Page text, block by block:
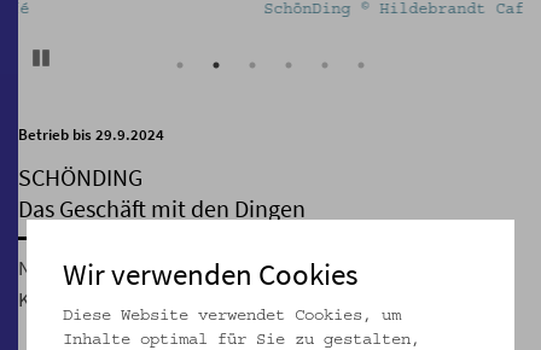
SchönDing © Hildebrandt Café
Betrieb bis 29.9.2024
SCHÖNDING
Das Geschäft mit den Dingen
Nutze dein Museum und nutze schöne Dinge:
Kassabereich und Museumsshop
Wir verwenden Cookies
Diese Website verwendet Cookies, um
Inhalte optimal für Sie zu gestalten,